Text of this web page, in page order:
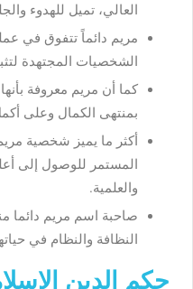
العالي، تميل للهدوء
مريم دائماً تتفوق في
الشخصيات المجتهدة
كما أن مريم معروفة
بمنتهى الكمال وعلى
أكثر ما يميز شخصية
المستمر للوصول إلى
والعلمية.
صاحبة اسم مريم دائما
النظافة والنظام في
حكم الدين